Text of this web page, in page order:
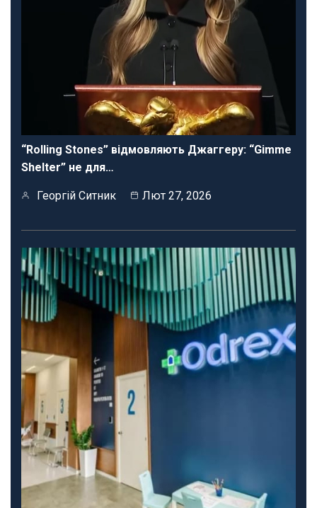
“Rolling Stones” відмовляють Джаггеру: “Gimme
Shelter” не для…
Георгій Ситник Лют 27, 2026